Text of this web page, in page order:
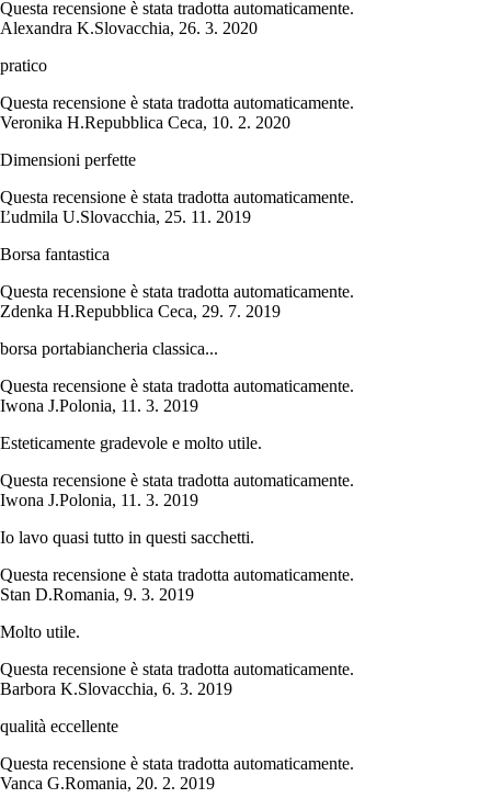
Questa recensione è stata tradotta automaticamente.
Alexandra K.Slovacchia, 26. 3. 2020
pratico
Questa recensione è stata tradotta automaticamente.
Veronika H.Repubblica Ceca, 10. 2. 2020
Dimensioni perfette
Questa recensione è stata tradotta automaticamente.
Ľudmila U.Slovacchia, 25. 11. 2019
Borsa fantastica
Questa recensione è stata tradotta automaticamente.
Zdenka H.Repubblica Ceca, 29. 7. 2019
borsa portabiancheria classica...
Questa recensione è stata tradotta automaticamente.
Iwona J.Polonia, 11. 3. 2019
Esteticamente gradevole e molto utile.
Questa recensione è stata tradotta automaticamente.
Iwona J.Polonia, 11. 3. 2019
Io lavo quasi tutto in questi sacchetti.
Questa recensione è stata tradotta automaticamente.
Stan D.Romania, 9. 3. 2019
Molto utile.
Questa recensione è stata tradotta automaticamente.
Barbora K.Slovacchia, 6. 3. 2019
qualità eccellente
Questa recensione è stata tradotta automaticamente.
Vanca G.Romania, 20. 2. 2019